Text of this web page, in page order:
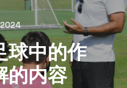
球中的作
的内容